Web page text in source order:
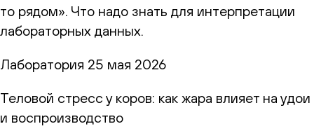
то рядом». Что надо знать для интерпретации
лабораторных данных.
Лаборатория 25 мая 2026
Теловой стресс у коров: как жара влияет на удои
и воспроизводство